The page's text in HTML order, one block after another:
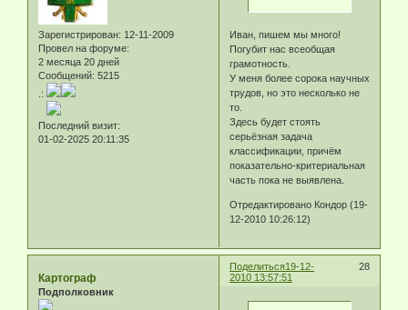
Зарегистрирован: 12-11-2009
Провел на форуме:
2 месяца 20 дней
Сообщений: 5215
.:
Последний визит:
01-02-2025 20:11:35
Иван, пишем мы много!
Погубит нас всеобщая
грамотность.
У меня более сорока научных
трудов, но это несколько не
то.
Здесь будет стоять
серьёзная задача
классификации, причём
показательно-критериальная
часть пока не выявлена.
Отредактировано Кондор (19-
12-2010 10:26:12)
Поделиться 28
19-12-
2010 13:57:51
Картограф
Подполковник